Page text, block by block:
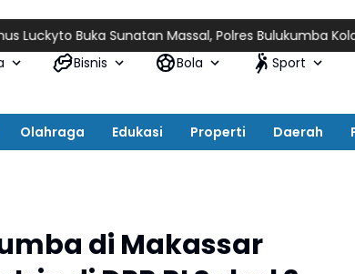
Buka Sunatan Massal, Polres Bulukumba Kolaborasi
Bisnis Bola Sport
Olahraga Edukasi Properti Daerah
di Makassar